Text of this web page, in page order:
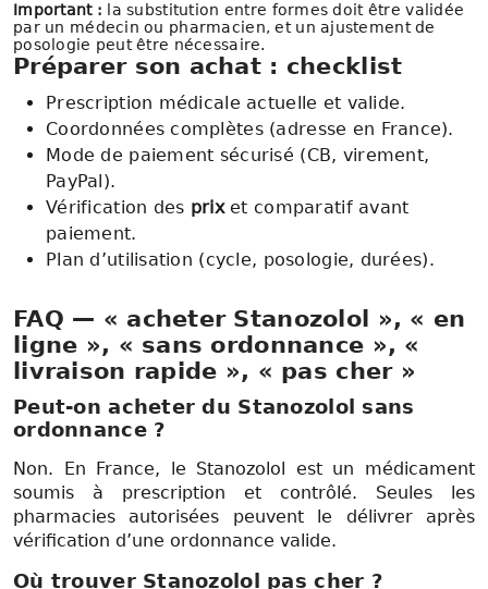
Important : la substitution entre formes doit être validée
par un médecin ou pharmacien, et un ajustement de
posologie peut être nécessaire.
Préparer son achat : checklist
Prescription médicale actuelle et valide.
Coordonnées complètes (adresse en France).
Mode de paiement sécurisé (CB, virement,
PayPal).
Vérification des prixet comparatif avant
paiement.
Plan d’utilisation (cycle, posologie, durées).
FAQ — « acheter Stanozolol », « en
ligne », « sans ordonnance », «
livraison rapide », « pas cher »
Peut-on acheter du Stanozolol sans
ordonnance ?
Non. En France, le Stanozolol est un médicament
soumis à prescription et contrôlé. Seules les
pharmacies autorisées peuvent le délivrer après
vérification d’une ordonnance valide.
Où trouver Stanozolol pas cher ?